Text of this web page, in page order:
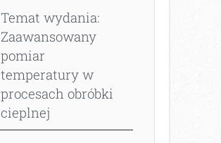
Temat wydania:
Zaawansowany
pomiar
temperatury w
procesach obróbki
cieplnej